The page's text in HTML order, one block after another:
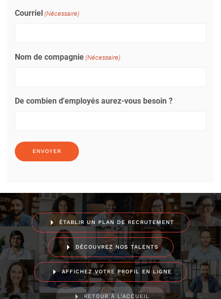
Courriel (Nécessaire)
Nom de compagnie (Nécessaire)
De combien d'employés aurez-vous besoin ?
ÉTABLIR UN PLAN DE RECRUTEMENT
DÉCOUVREZ NOS TALENTS
AFFICHEZ VOTRE PROFIL EN LIGNE
RETOUR À L'ACCUEIL